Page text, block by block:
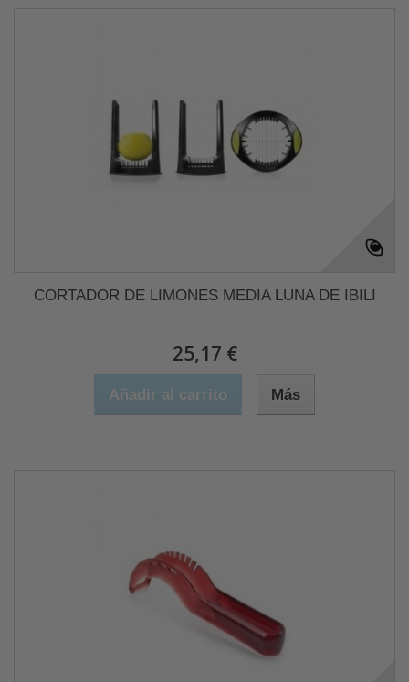
CORTADOR DE LIMONES MEDIA LUNA DE IBILI
25,17 €
Añadir al carrito Más